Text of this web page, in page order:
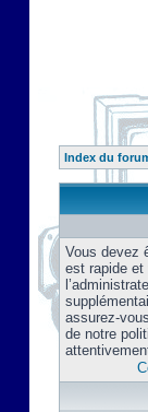
Index du
Vous devez
est rapide et
assurez-
de notre